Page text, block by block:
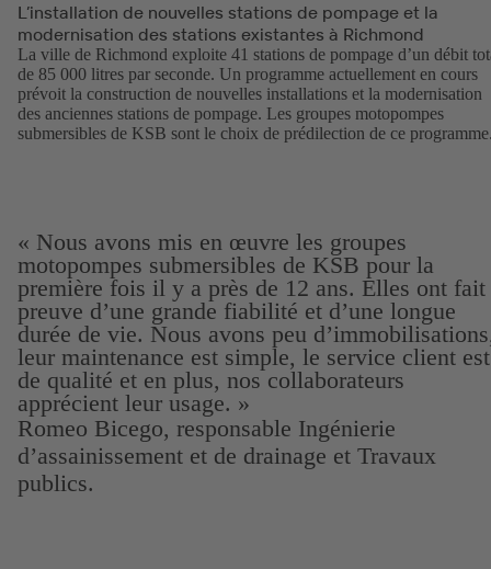
L’installation de nouvelles stations de pompage et la
modernisation des stations existantes à Richmond
La ville de Richmond exploite 41 stations de pompage d’un débit
de 85 000 litres par seconde. Un programme actuellement en cours
prévoit la construction de nouvelles installations et la modernisation
des anciennes stations de pompage. Les groupes motopompes
submersibles de KSB sont le choix de prédilection de ce
« Nous avons mis en œuvre les groupes
motopompes submersibles de KSB pour la
première fois il y a près de 12 ans. Elles ont fait
preuve d’une grande fiabilité et d’une longue
durée de vie. Nous avons peu
leur maintenance est simple, le service client est
de qualité et en plus, nos collaborateurs
apprécient leur usage. »
Romeo Bicego, responsable Ingénierie
d’assainissement et de drainage et Travaux
publics.